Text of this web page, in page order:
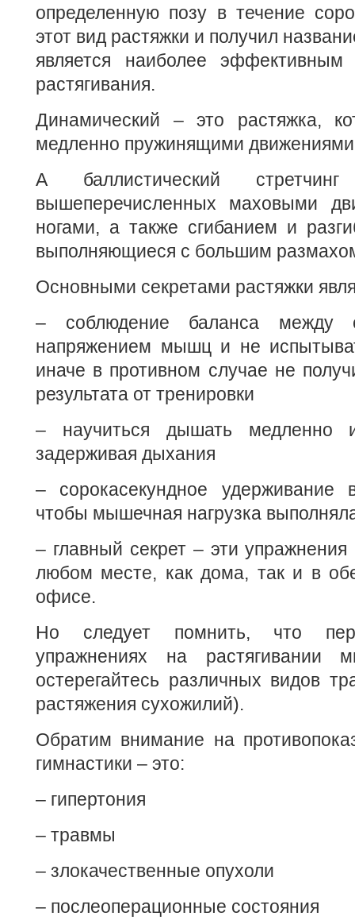
определенную позу в течение
этот вид растяжки и получил
является наиболее эффективным
растягивания.
Динамический – это растяжка,
медленно пружинящими
А баллистический
вышеперечисленных маховыми
ногами, а также сгибанием и
выполняющиеся с большим
Основными секретами растяжки
– соблюдение баланса между
напряжением мышц и не
иначе в противном случае не
результата от тренировки
– научиться дышать медленно
задерживая дыхания
– сорокасекундное удерживание
чтобы мышечная нагрузка
– главный секрет – эти
любом месте, как дома, так и в
офисе.
Но следует помнить, что
упражнениях на растягивании
остерегайтесь различных видов
растяжения сухожилий).
Обратим внимание на
гимнастики – это:
– гипертония
– травмы
– злокачественные опухоли
– послеоперационные состояния